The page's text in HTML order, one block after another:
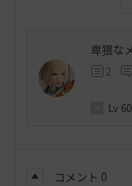
卑猥な
2
Lv 60
コメント 0